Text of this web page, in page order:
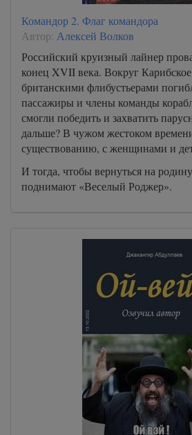
Командор 2. Флаг командора
Автор: Алексей Волков
Российский круизный лайнер
конец XVII века. Вокруг
британскими флибустьерами
пассажиры и члены команды
смогли победить и захватить
дальше? В чужом жестоком
существованию, с женщинами и
И тогда, чтобы вернуться на
поднимают «Веселый Роджер».